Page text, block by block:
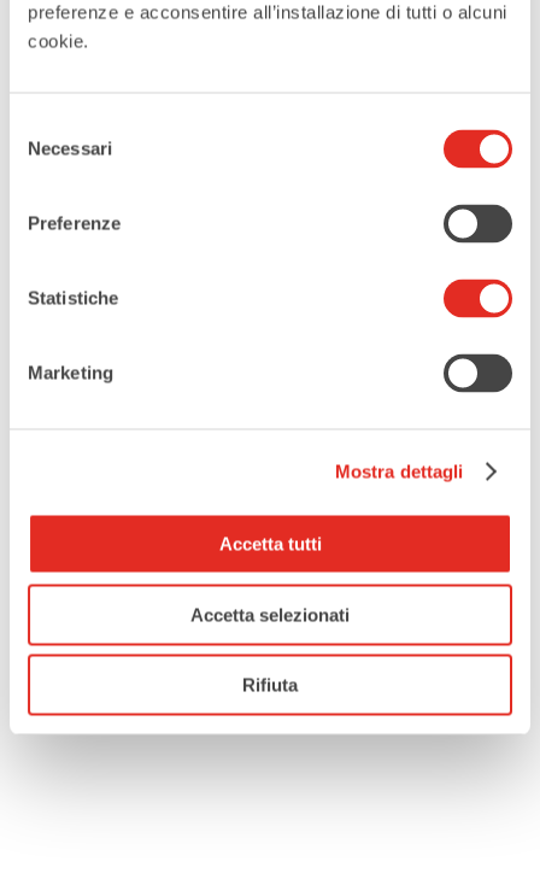
preferenze e acconsentire all’installazione di tutti o alcuni
cookie.
delNecessari
Preferenze
Statistiche
Marketing
Mostra dettagli
Accetta tutti
Accetta selezionati
Rifiuta
LUOGO